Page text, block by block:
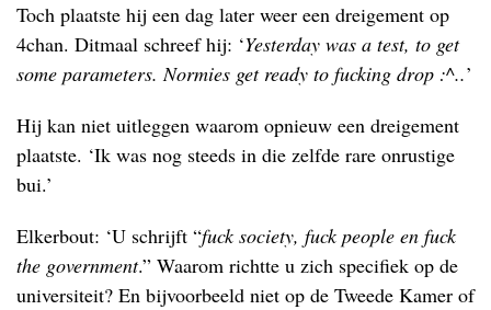
Toch plaatste hij een dag later weer een dreigement op
4chan. Ditmaal schreef hij: ‘Yesterday was a test, to get
some parameters. Normies get ready to fucking drop :^..’
Hij kan niet uitleggen waarom opnieuw een dreigement
plaatste. ‘Ik was nog steeds in die zelfde rare onrustige
bui.’
Elkerbout: ‘U schrijft “fuck society, fuck people en fuck
the government.” Waarom richtte u zich specifiek op de
universiteit? En bijvoorbeeld niet op de Tweede Kamer of